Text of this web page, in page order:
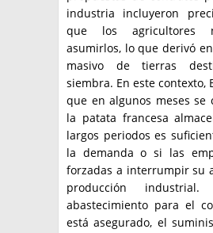
industria incluyeron
que los agricultores
asumirlos, lo que derivó
masivo de tierras
siembra. En este contexto,
que en algunos meses se
la patata francesa
largos periodos es
la demanda o si las
forzadas a interrumpir su
producción
abastecimiento para el
está asegurado, el